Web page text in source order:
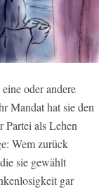
oder andere
Mandat hat sie den
Partei als Lehen
Wem zurück
sie gewählt
gar